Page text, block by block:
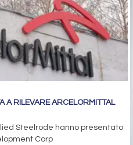
A RILEVARE ARCELORMITTAL
Steelrode hanno presentato
Corp